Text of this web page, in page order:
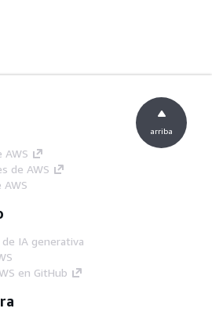
AWS
de AWS
AWS
IA generativa
en GitHub
arriba